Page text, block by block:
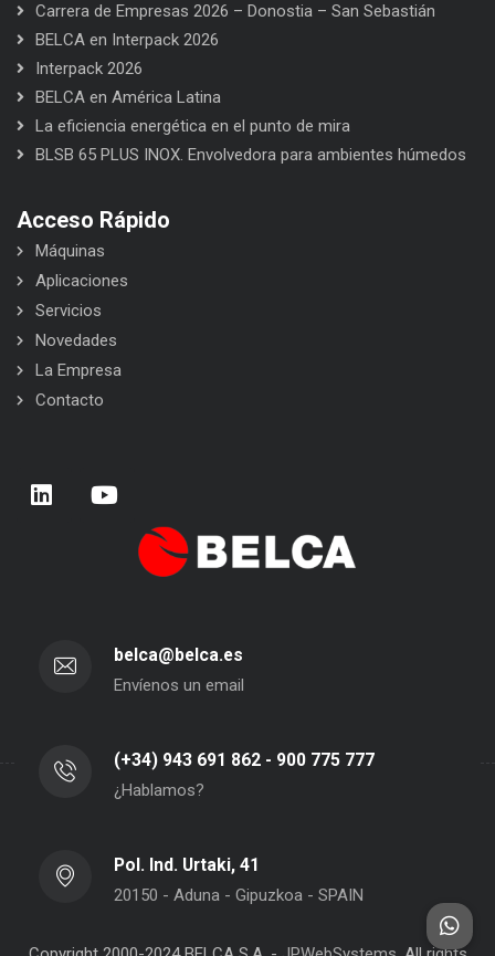
Carrera de Empresas 2026 – Donostia – San Sebastián
BELCA en Interpack 2026
Interpack 2026
BELCA en América Latina
La eficiencia energética en el punto de mira
BLSB 65 PLUS INOX. Envolvedora para ambientes húmedos
Acceso Rápido
Máquinas
Aplicaciones
Servicios
Novedades
La Empresa
Contacto
belca@belca.es
Envíenos un email
(+34) 943 691 862 - 900 775 777
¿Hablamos?
Pol. Ind. Urtaki, 41
20150 - Aduna - Gipuzkoa - SPAIN